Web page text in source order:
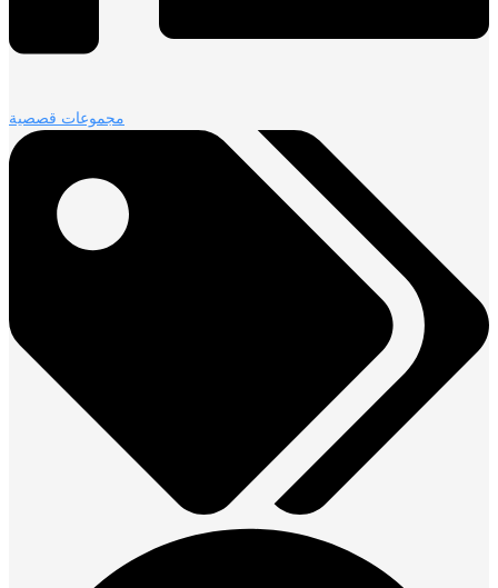
مجموعات قصصية